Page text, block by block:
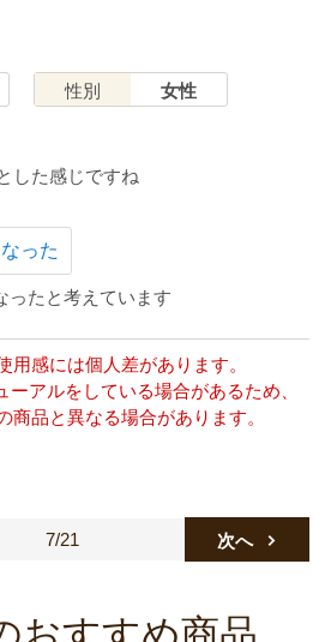
性別 女性
した感じですね
った
ったと考えています
感には個人差があります。
アルをしている場合があるため、
商品と異なる場合があります。
7/21 次へ
おすすめ商品